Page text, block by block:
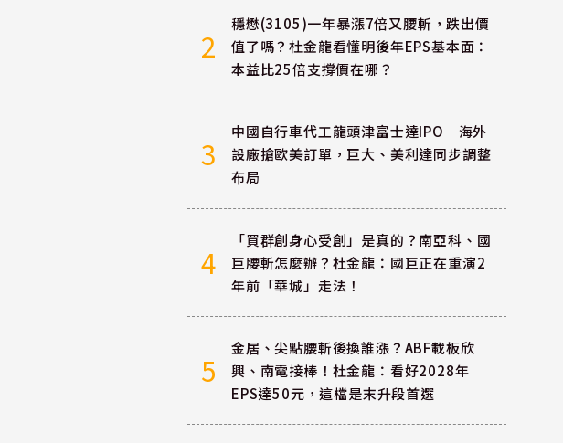
2
穩懋(3105)一年暴漲7倍又腰斬，跌出價
值了嗎？杜金龍看懂明後年EPS基本面：
本益比25倍支撐價在哪？
3
中國自行車代工龍頭津富士達IPO 海外
設廠搶歐美訂單，巨大、美利達同步調整
布局
4
「買群創身心受創」是真的？南亞科、國
巨腰斬怎麼辦？杜金龍：國巨正在重演2
年前「華城」走法！
5
金居、尖點腰斬後換誰漲？ABF載板欣
興、南電接棒！杜金龍：看好2028年
EPS達50元，這檔是末升段首選